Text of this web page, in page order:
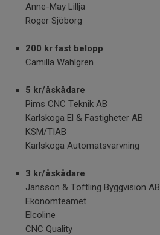
Anne-May Lillja
Roger Sjöborg
200 kr fast belopp
Camilla Wahlgren
5 kr/åskådare
Pims CNC Teknik AB
Karlskoga El & Fastigheter AB
KSM/TIAB
Karlskoga Automatsvarvning
3 kr/åskådare
Jansson & Toftling Byggvision AB
Ekonomteamet
Elcoline
CNC Quality